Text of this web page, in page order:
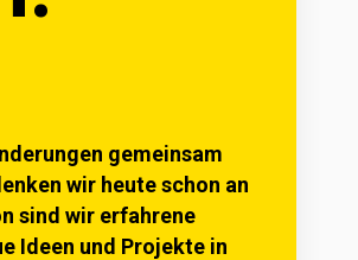
gemeinsam
wir heute schon an
sind wir erfahrene
Ideen und Projekte in